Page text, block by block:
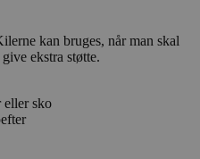
kan bruges, når man skal
ekstra støtte.
sko